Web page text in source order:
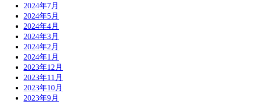
2024年7月
2024年5月
2024年4月
2024年3月
2024年2月
2024年1月
2023年12月
2023年11月
2023年10月
2023年9月